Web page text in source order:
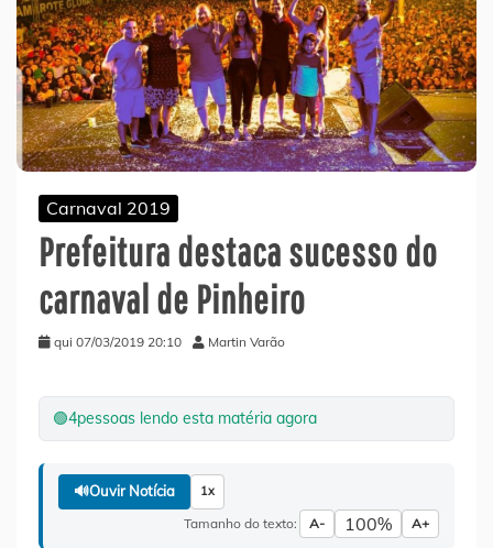
Carnaval 2019
Prefeitura destaca sucesso do
carnaval de Pinheiro
qui 07/03/2019 20:10 Martin Varão
🟢4pessoas lendo esta matéria agora
🔊Ouvir Notícia 1x
Tamanho do texto: A- 100% A+